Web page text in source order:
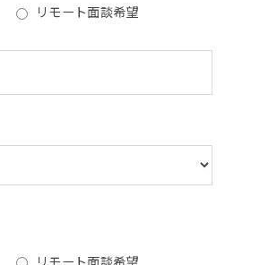
リモート面談希望
リモート面談希望